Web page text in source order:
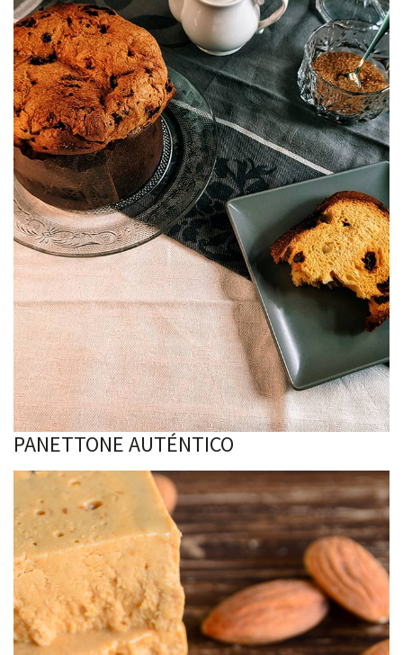
PANETTONE AUTÉNTICO